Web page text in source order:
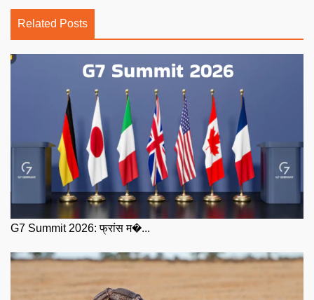
Related Posts
G7 Summit 2026: फ्रांस म�...